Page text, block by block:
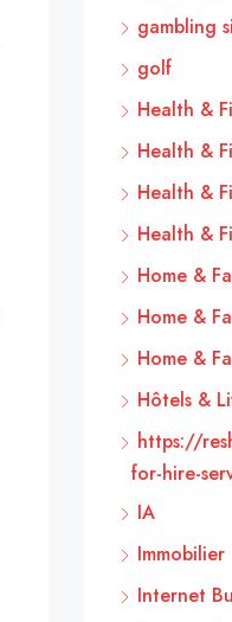
gambling
golf
Health &
Health &
Health &
Health &
Home &
Home &
Home &
Hôtels &
https://
for-hire-
IA
Immobilier
Internet